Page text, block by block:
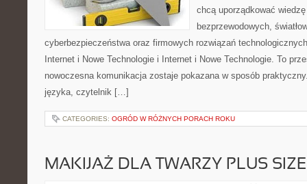
chcą uporządkować
bezprzewodowych,
cyberbezpieczeństwa oraz firmowych rozwiązań
Internet i Nowe Technologie i Internet i Nowe Technologie. To
nowoczesna komunikacja zostaje pokazana w sposób
języka, czytelnik […]
CATEGORIES: OGRÓD W RÓŻNYCH PORACH ROKU
MAKIJAŻ DLA TWARZY PLUS SIZE